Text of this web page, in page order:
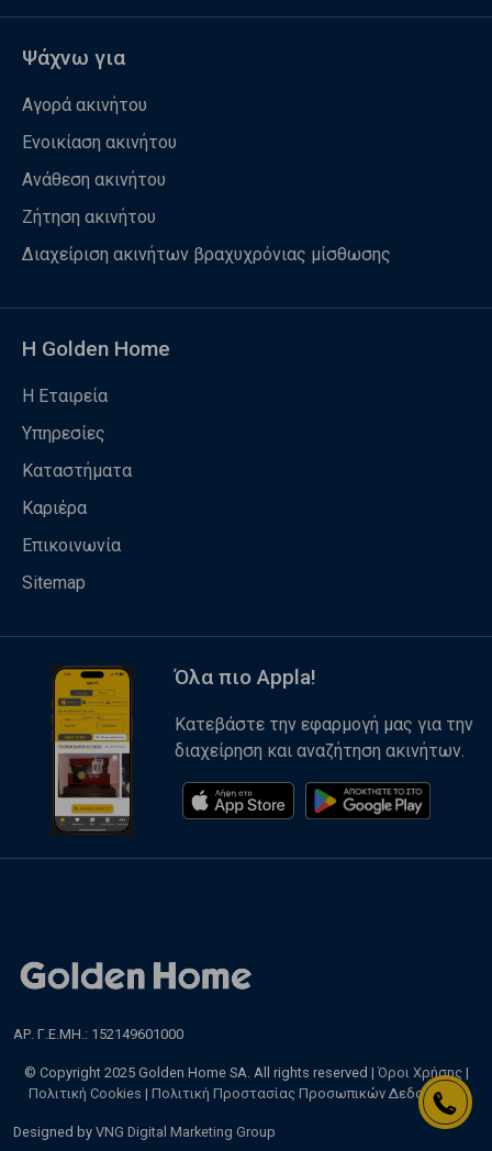
Ψάχνω για
Αγορά ακινήτου
Ενοικίαση ακινήτου
Ανάθεση ακινήτου
Ζήτηση ακινήτου
Διαχείριση ακινήτων βραχυχρόνιας μίσθωσης
Η Golden Home
Η Εταιρεία
Υπηρεσίες
Καταστήματα
Καριέρα
Επικοινωνία
Sitemap
Όλα πιο Appla!
Κατεβάστε την εφαρμογή μας για την
διαχείρηση και αναζήτηση ακινήτων.
ΑΡ. Γ.Ε.ΜΗ.: 152149601000
© Copyright 2025 Golden Home SA. All rights reserved | Όροι Χρήσης |
Πολιτική Cookies | Πολιτική Προστασίας Προσωπικών Δεδομένων
Designed by VNG Digital Marketing Group